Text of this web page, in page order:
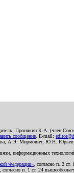
Пронякин К.А. (член
сообщение . E-mail:
А.Э. Мирмович,
информационных
Федерации» , согласно п. 2
п. 1 ст. 24